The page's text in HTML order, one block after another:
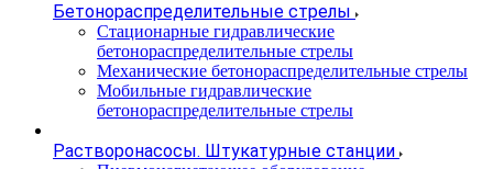
Бетонораспределительные стрелы
Стационарные гидравлические
бетонораспределительные стрелы
Механические бетонораспределительные стрелы
Мобильные гидравлические
бетонораспределительные стрелы
Растворонасосы. Штукатурные станции